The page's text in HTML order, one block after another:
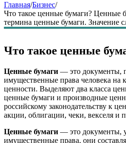
Главная/Бизнес/
Что такое ценные бумаги? Ценные
термина ценные бумаги. Значение
Что такое ценные
Ценные бумаги — это документы,
имущественные права человека на
ценности. Выделяют два класса
ценные бумаги и производные
российскому законодательству к
акции, облигации, чеки, векселя и
Ценные бумаги — это документы,
имущественные права, они